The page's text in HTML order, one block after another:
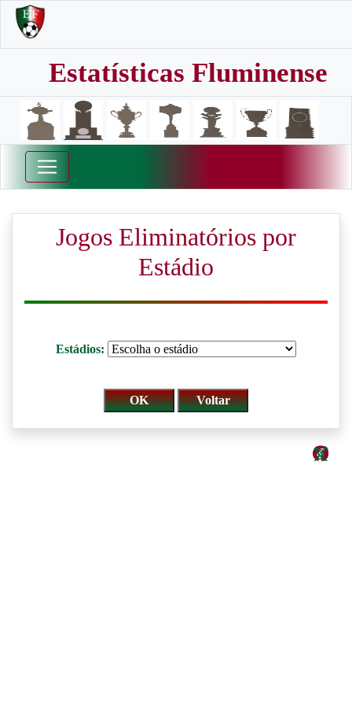
Estatísticas Fluminense
Jogos Eliminatórios por
Estádio
Estádios: